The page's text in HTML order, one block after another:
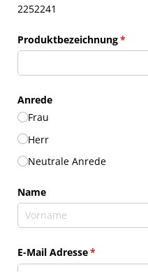
2252241
Produktbezeichnung*
Anrede
Frau
Herr
Neutrale Anrede
Name
E-Mail Adresse*
(erforderlich)